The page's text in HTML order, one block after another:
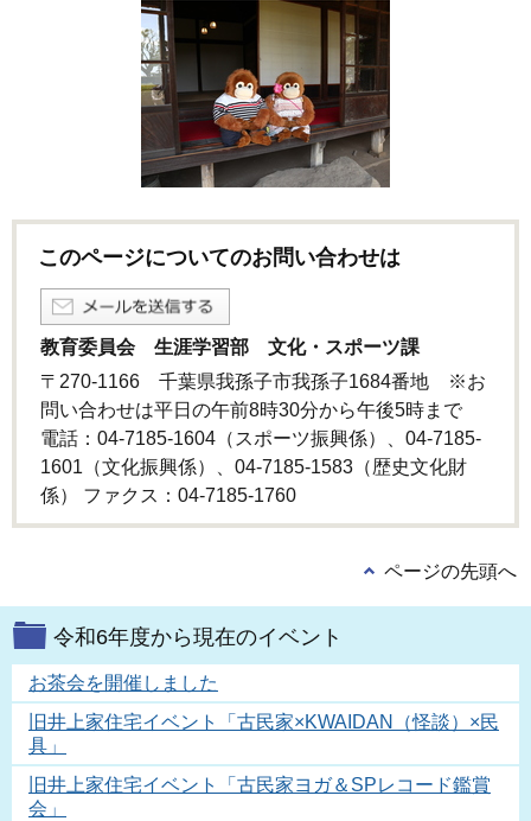
このページについてのお問い合わせは
教育委員会 生涯学習部 文化・スポーツ課
〒270-1166 千葉県我孫子市我孫子1684番地 ※お
問い合わせは平日の午前8時30分から午後5時まで
電話：04-7185-1604（スポーツ振興係）、04-7185-
1601（文化振興係）、04-7185-1583（歴史文化財
係） ファクス：04-7185-1760
ページの先頭へ
令和6年度から現在のイベント
お茶会を開催しました
旧井上家住宅イベント「古民家×KWAIDAN（怪談）×民
具」
旧井上家住宅イベント「古民家ヨガ＆SPレコード鑑賞
会」